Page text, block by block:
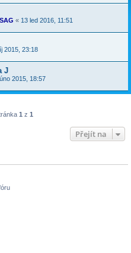
« 13 led 2016, 11:51
2015, 23:18
J
2015, 18:57
1 z 1
Přejít na